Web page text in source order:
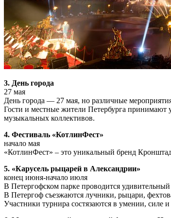
3. День города
27 мая
День города — 27 мая, но различные
Гости и местные жители Петербурга принимают
музыкальных коллективов.
4. Фестиваль «КотлинФест»
начало мая
«КотлинФест» – это уникальный бренд
5. «Карусель рыцарей в Александрии»
конец июня-начало июля
В Петергофском парке проводится
В Петергоф съезжаются лучники, рыцари,
Участники турнира состязаются в умении, силе